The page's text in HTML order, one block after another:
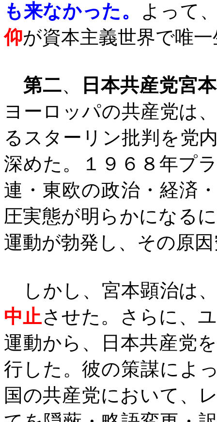
も来なかった。
よって
仰が資本主義世界で唯
第二、
日本共産党宮
ヨーロッパの共産党は
るスターリン批判を党
深めた。１９６８年プ
連・東欧の政治・経済
圧実態が明らかになる
運動が勃発し、その原
しかし、宮本顕治は
中止させた。さらに、
運動から、日本共産党を
行した。彼の策謀によ
国の共産党において、